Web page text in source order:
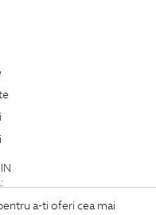
a-ti oferi cea mai